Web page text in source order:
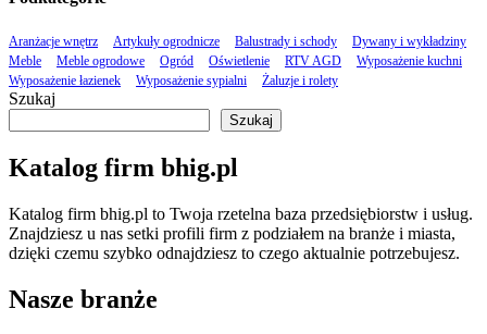
Aranżacje wnętrz Artykuły ogrodnicze Balustrady i schody
Dywany i wykładziny
Meble
Meble ogrodowe Ogród Oświetlenie RTV AGD
Wyposażenie kuchni
Wyposażenie łazienek
Wyposażenie sypialni Żaluzje i rolety
Szukaj
Szukaj
Katalog firm bhig.pl
Katalog firm bhig.pl to Twoja rzetelna baza przedsiębiorstw i usług.
Znajdziesz u nas setki profili firm z podziałem na branże i miasta,
dzięki czemu szybko odnajdziesz to czego aktualnie potrzebujesz.
Nasze branże